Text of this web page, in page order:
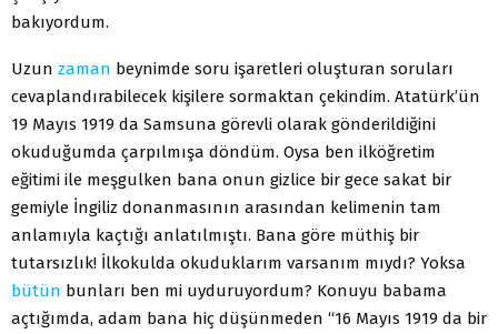
bakıyordum.
Uzun zaman beynimde soru işaretleri oluşturan soruları
cevaplandırabilecek kişilere sormaktan çekindim. Atatürk’ün
19 Mayıs 1919 da Samsuna görevli olarak gönderildiğini
okuduğumda çarpılmışa döndüm. Oysa ben ilköğretim
eğitimi ile meşgulken bana onun gizlice bir gece sakat bir
gemiyle İngiliz donanmasının arasından kelimenin tam
anlamıyla kaçtığı anlatılmıştı. Bana göre müthiş bir
tutarsızlık! İlkokulda okuduklarım varsanım mıydı? Yoksa
bütün bunları ben mi uyduruyordum? Konuyu babama
açtığımda, adam bana hiç düşünmeden “16 Mayıs 1919 da bir